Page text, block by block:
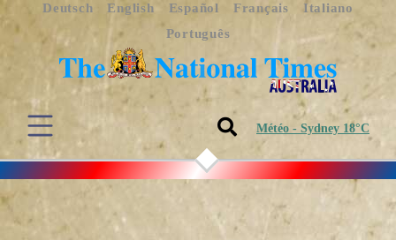
Deutsch English Español Français
Italiano
Português
Météo - Sydney 18°C